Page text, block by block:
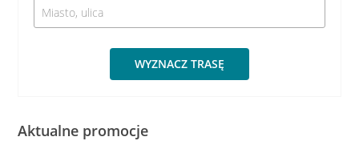
WYZNACZ TRASĘ
Aktualne promocje